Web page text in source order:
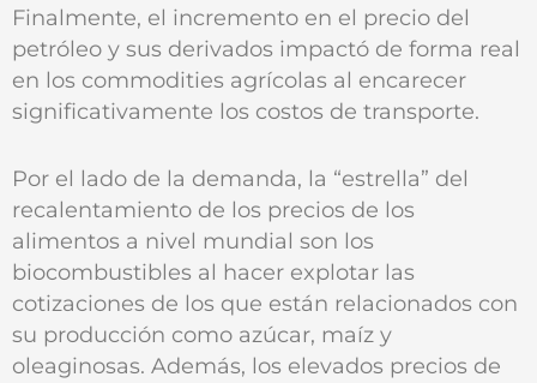
Finalmente, el incremento en el precio del
petróleo y sus derivados impactó de forma real
en los commodities agrícolas al encarecer
significativamente los costos de transporte.
Por el lado de la demanda, la “estrella” del
recalentamiento de los precios de los
alimentos a nivel mundial son los
biocombustibles al hacer explotar las
cotizaciones de los que están relacionados con
su producción como azúcar, maíz y
oleaginosas. Además, los elevados precios de